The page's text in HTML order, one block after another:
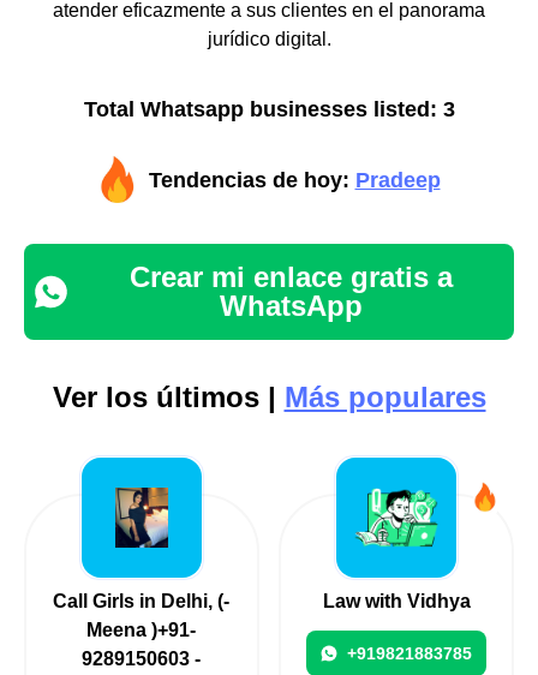
atender eficazmente a sus clientes en el panorama
jurídico digital.
Total Whatsapp businesses listed: 3
Tendencias de hoy: Pradeep
Crear mi enlace gratis a
WhatsApp
Ver los últimos | Más populares
Call Girls in Delhi, (-
Meena )+91-
9289150603 -
Law with Vidhya
+919821883785